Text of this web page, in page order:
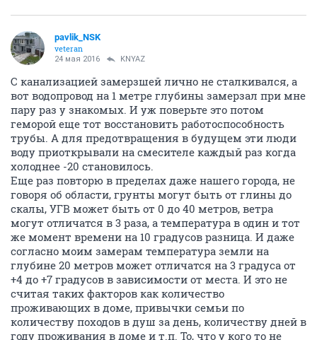
pavlik_NSK
veteran
24 мая 2016 KNYAZ
С канализацией замерзшей лично не сталкивался, а
вот водопровод на 1 метре глубины замерзал при мне
пару раз у знакомых. И уж поверьте это потом
геморой еще тот восстановить работоспособность
трубы. А для предотвращения в будущем эти люди
воду приоткрывали на смесителе каждый раз когда
холоднее -20 становилось.
Еще раз повторю в пределах даже нашего города, не
говоря об области, грунты могут быть от глины до
скалы, УГВ может быть от 0 до 40 метров, ветра
могут отличатся в 3 раза, а температура в один и тот
же момент времени на 10 градусов разница. И даже
согласно моим замерам температура земли на
глубине 20 метров может отличатся на 3 градуса от
+4 до +7 градусов в зависимости от места. И это не
считая таких факторов как количество
проживающих в доме, привычки семьи по
количеству походов в душ за день, количеству дней в
году проживания в доме и т.п. То, что у кого то не